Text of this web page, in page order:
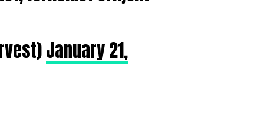
January 21,